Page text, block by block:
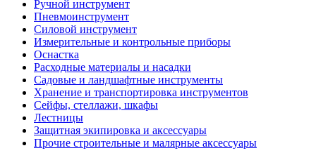
Ручной инструмент
Пневмоинструмент
Силовой инструмент
Измерительные и контрольные приборы
Оснастка
Расходные материалы и насадки
Садовые и ландшафтные инструменты
Хранение и транспортировка инструментов
Сейфы, стеллажи, шкафы
Лестницы
Защитная экипировка и аксессуары
Прочие строительные и малярные аксессуары